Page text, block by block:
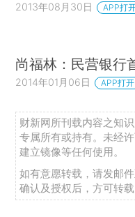
2013年08月30日 APP打
尚福林：民营银行
2014年01月06日 APP打开
财新网所刊载内容之知
专属所有或持有。未经
建立镜像等任何使用。
如有意愿转载，请发邮
确认及授权后，方可转载